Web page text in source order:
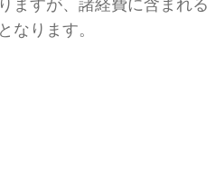
ますが、諸経費に含まれる
なります。